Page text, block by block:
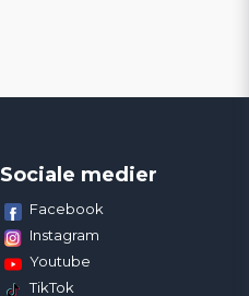
Sociale medier
Facebook
Instagram
Youtube
TikTok